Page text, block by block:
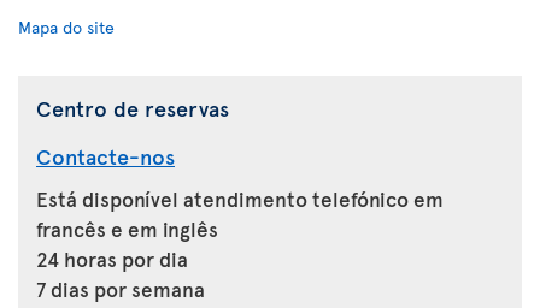
Mapa do site
Centro de reservas
Contacte-nos
Está disponível atendimento telefónico em
francês e em inglês
24 horas por dia
7 dias por semana